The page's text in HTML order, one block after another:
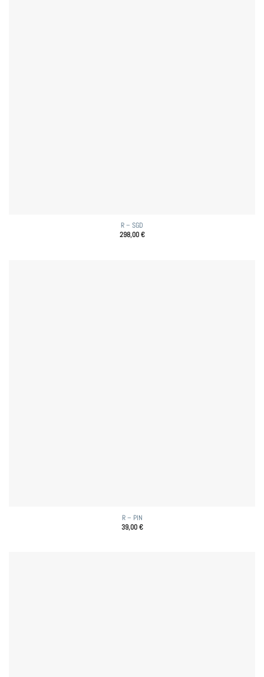
R – SGD
298,00€
R – PIN
39,00€